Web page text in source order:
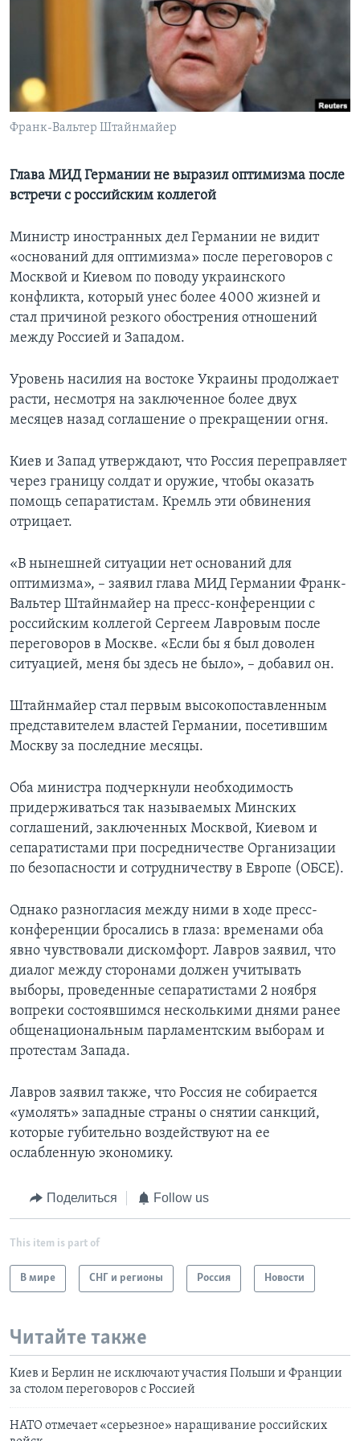
Франк-Вальтер Штайнмайер
Глава МИД Германии не выразил оптимизма после
встречи с российским коллегой
Министр иностранных дел Германии не видит
«оснований для оптимизма» после переговоров с
Москвой и Киевом по поводу украинского
конфликта, который унес более 4000 жизней и
стал причиной резкого обострения отношений
между Россией и Западом.
Уровень насилия на востоке Украины продолжает
расти, несмотря на заключенное более двух
месяцев назад соглашение о прекращении огня.
Киев и Запад утверждают, что Россия переправляет
через границу солдат и оружие, чтобы оказать
помощь сепаратистам. Кремль эти обвинения
отрицает.
«В нынешней ситуации нет оснований для
оптимизма», – заявил глава МИД Германии Франк-
Вальтер Штайнмайер на пресс-конференции с
российским коллегой Сергеем Лавровым после
переговоров в Москве. «Если бы я был доволен
ситуацией, меня бы здесь не было», – добавил он.
Штайнмайер стал первым высокопоставленным
представителем властей Германии, посетившим
Москву за последние месяцы.
Оба министра подчеркнули необходимость
придерживаться так называемых Минских
соглашений, заключенных Москвой, Киевом и
сепаратистами при посредничестве Организации
по безопасности и сотрудничеству в Европе (ОБСЕ).
Однако разногласия между ними в ходе пресс-
конференции бросались в глаза: временами оба
явно чувствовали дискомфорт. Лавров заявил, что
диалог между сторонами должен учитывать
выборы, проведенные сепаратистами 2 ноября
вопреки состоявшимся несколькими днями ранее
общенациональным парламентским выборам и
протестам Запада.
Лавров заявил также, что Россия не собирается
«умолять» западные страны о снятии санкций,
которые губительно воздействуют на ее
ослабленную экономику.
Поделиться Follow us
This item is part of
В мире СНГ и регионы Россия Новости
Читайте также
Киев и Берлин не исключают участия Польши и Франции
за столом переговоров с Россией
НАТО отмечает «серьезное» наращивание российских